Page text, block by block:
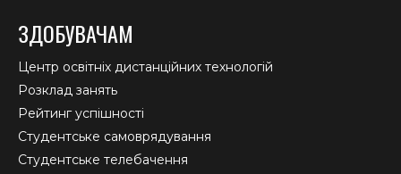
ЗДОБУВАЧАМ
Центр освітніх дистанційних технологій
Розклад занять
Рейтинг успішності
Студентське самоврядування
Студентське телебачення